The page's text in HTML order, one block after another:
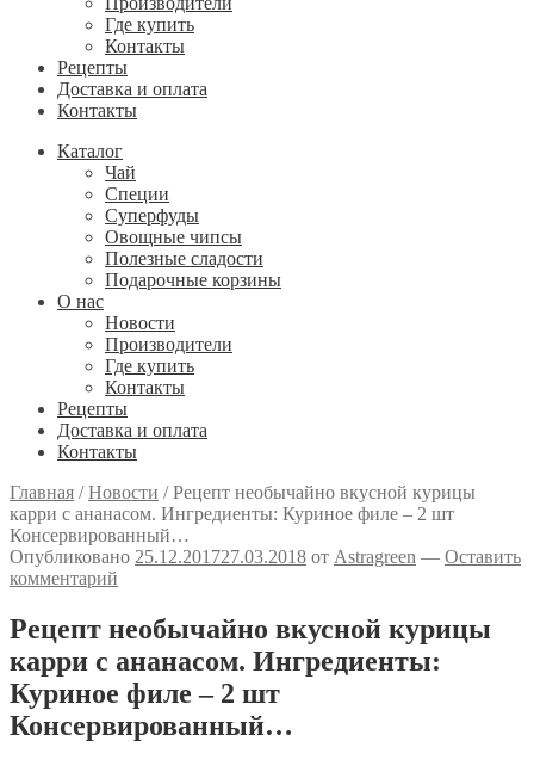
Где купить
Контакты
Рецепты
Доставка и оплата
Контакты
Каталог
Чай
Специи
Cуперфуды
Овощные чипсы
Полезные сладости
Подарочные корзины
О нас
Новости
Производители
Где купить
Контакты
Рецепты
Доставка и оплата
Контакты
Главная /Новости /Рецепт необычайно вкусной курицы
карри с ананасом. Ингредиенты: Куриное филе – 2 шт
Консервированный…
Опубликовано 25.12.201727.03.2018 от Astragreen — Оставить
комментарий
Рецепт необычайно вкусной курицы
карри с ананасом. Ингредиенты:
Куриное филе – 2 шт
Консервированный…